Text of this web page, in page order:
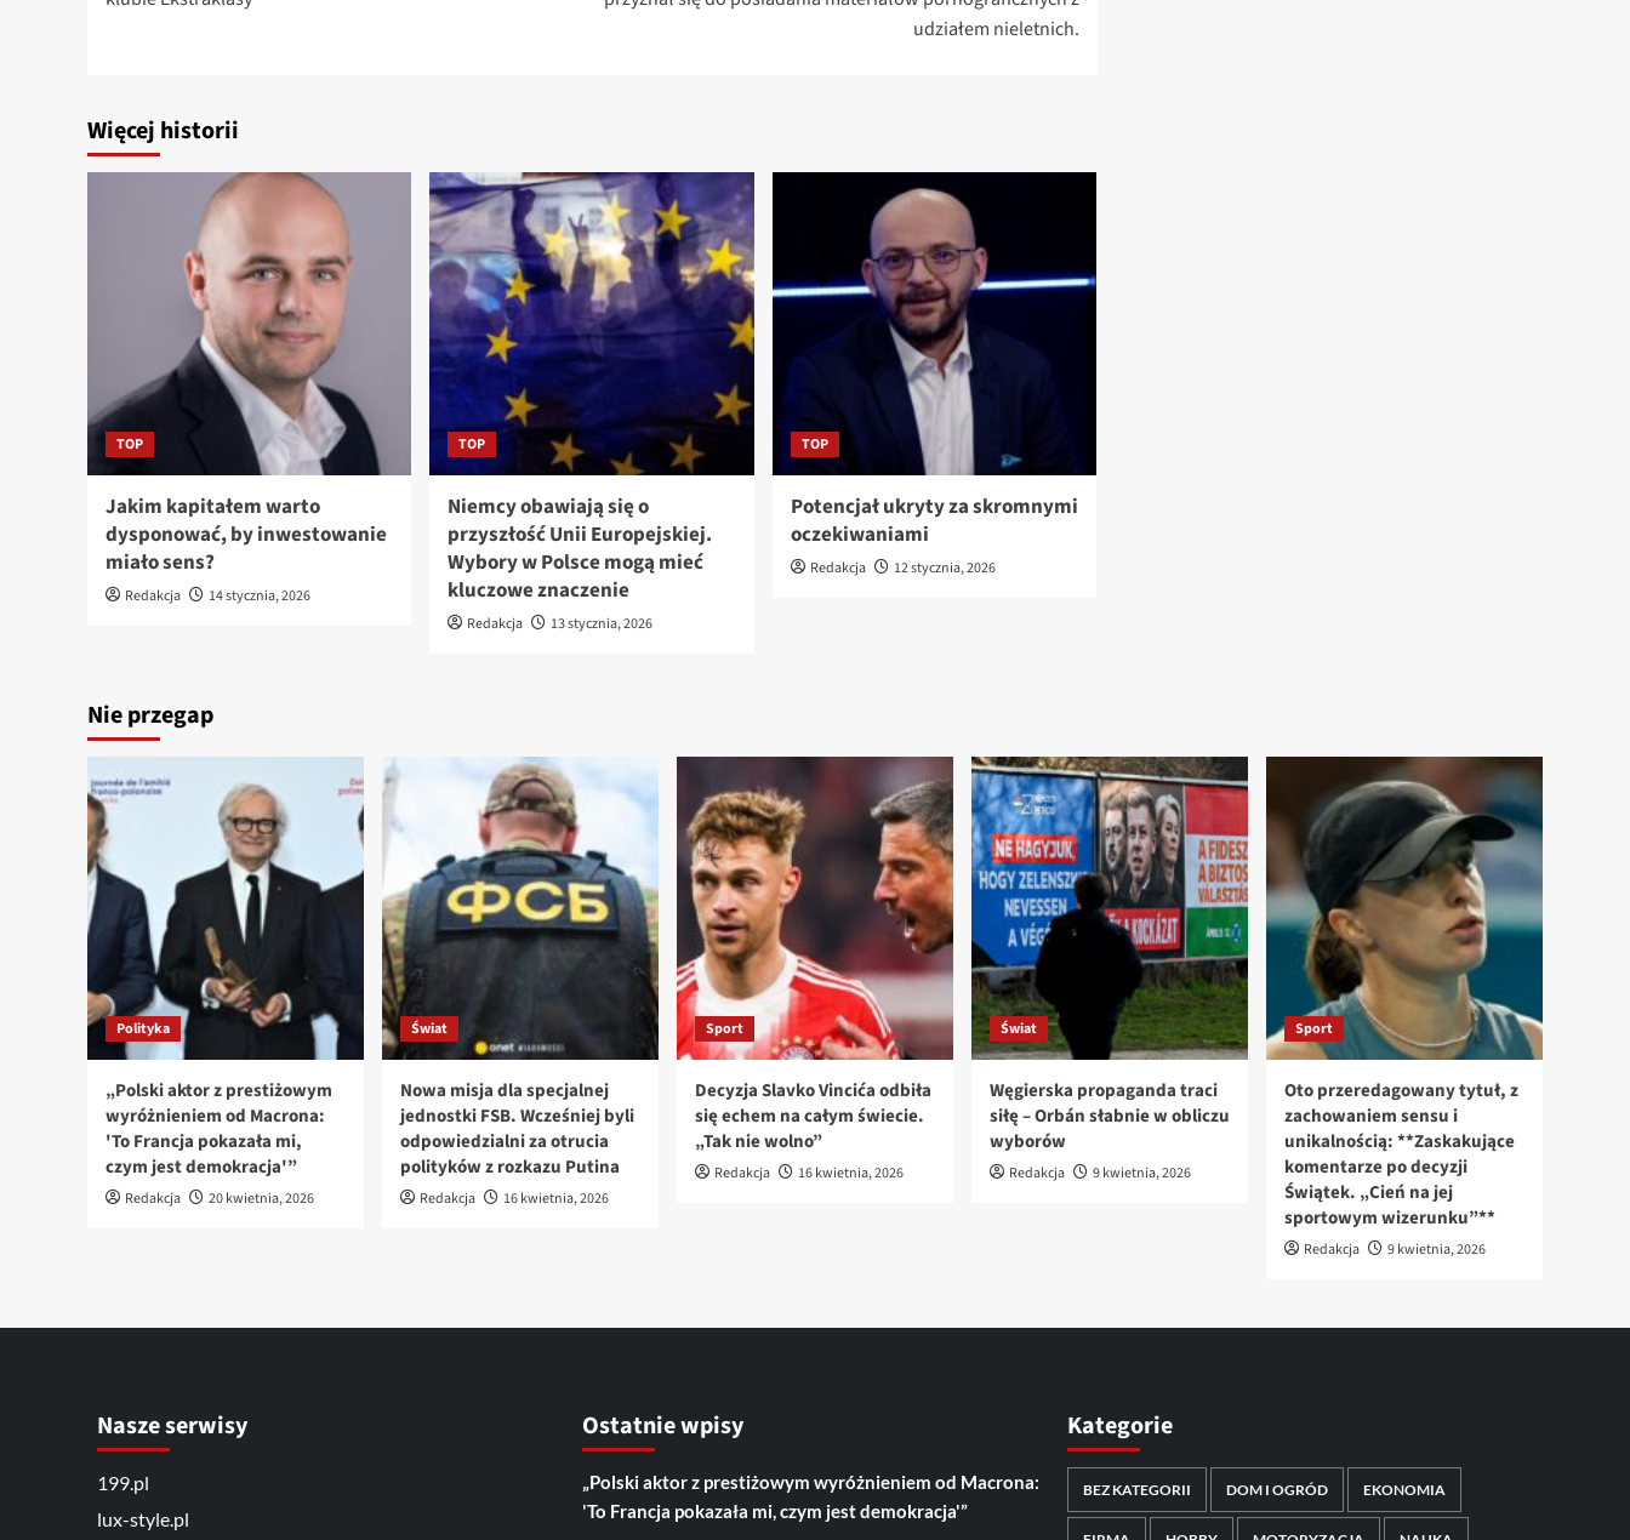
udziałem nieletnich.
Więcej historii
TOP
Jakim kapitałem warto
dysponować, by inwestowanie
miało sens?
Redakcja 14 stycznia, 2026
TOP
Niemcy obawiają się o
przyszłość Unii Europejskiej.
Wybory w Polsce mogą mieć
kluczowe znaczenie
Redakcja 13 stycznia, 2026
TOP
Potencjał ukryty za skromnymi
oczekiwaniami
Redakcja 12 stycznia, 2026
Nie przegap
Polityka
„Polski aktor z prestiżowym
wyróżnieniem od Macrona:
'To Francja pokazała mi,
czym jest demokracja'”
Redakcja 20 kwietnia, 2026
Świat
Nowa misja dla specjalnej
jednostki FSB. Wcześniej byli
odpowiedzialni za otrucia
polityków z rozkazu Putina
Redakcja 16 kwietnia, 2026
Sport
Decyzja Slavko Vincića odbiła
się echem na całym świecie.
„Tak nie wolno”
Redakcja 16 kwietnia, 2026
Świat
Węgierska propaganda traci
siłę – Orbán słabnie w obliczu
wyborów
Redakcja 9 kwietnia, 2026
Sport
Oto przeredagowany tytuł, z
zachowaniem sensu i
unikalnością: **Zaskakujące
komentarze po decyzji
Świątek. „Cień na jej
sportowym wizerunku”**
Redakcja 9 kwietnia, 2026
Nasze serwisy
199.pl
lux-style.pl
Ostatnie wpisy
„Polski aktor z prestiżowym wyróżnieniem od Macrona:
'To Francja pokazała mi, czym jest demokracja'”
Kategorie
BEZ KATEGORII DOM I OGRÓD EKONOMIA